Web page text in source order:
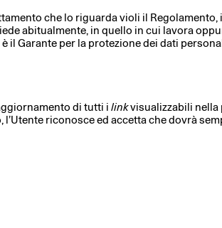
che lo riguarda violi il
abitualmente, in quello in cui lavora
il Garante per la protezione dei dati
di tutti ilinkvisualizzabili nella
l’Utente riconosce ed accetta che dovrà